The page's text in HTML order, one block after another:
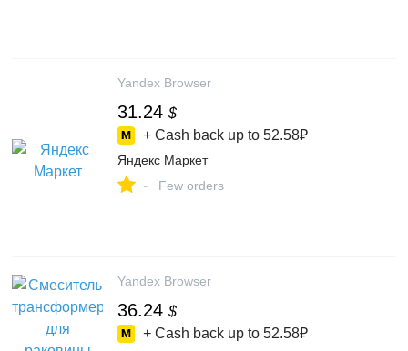
Yandex Browser
31.24 $
+ Cash back up to 52.58₽
Яндекс Маркет
- Few orders
Yandex Browser
36.24 $
+ Cash back up to 52.58₽